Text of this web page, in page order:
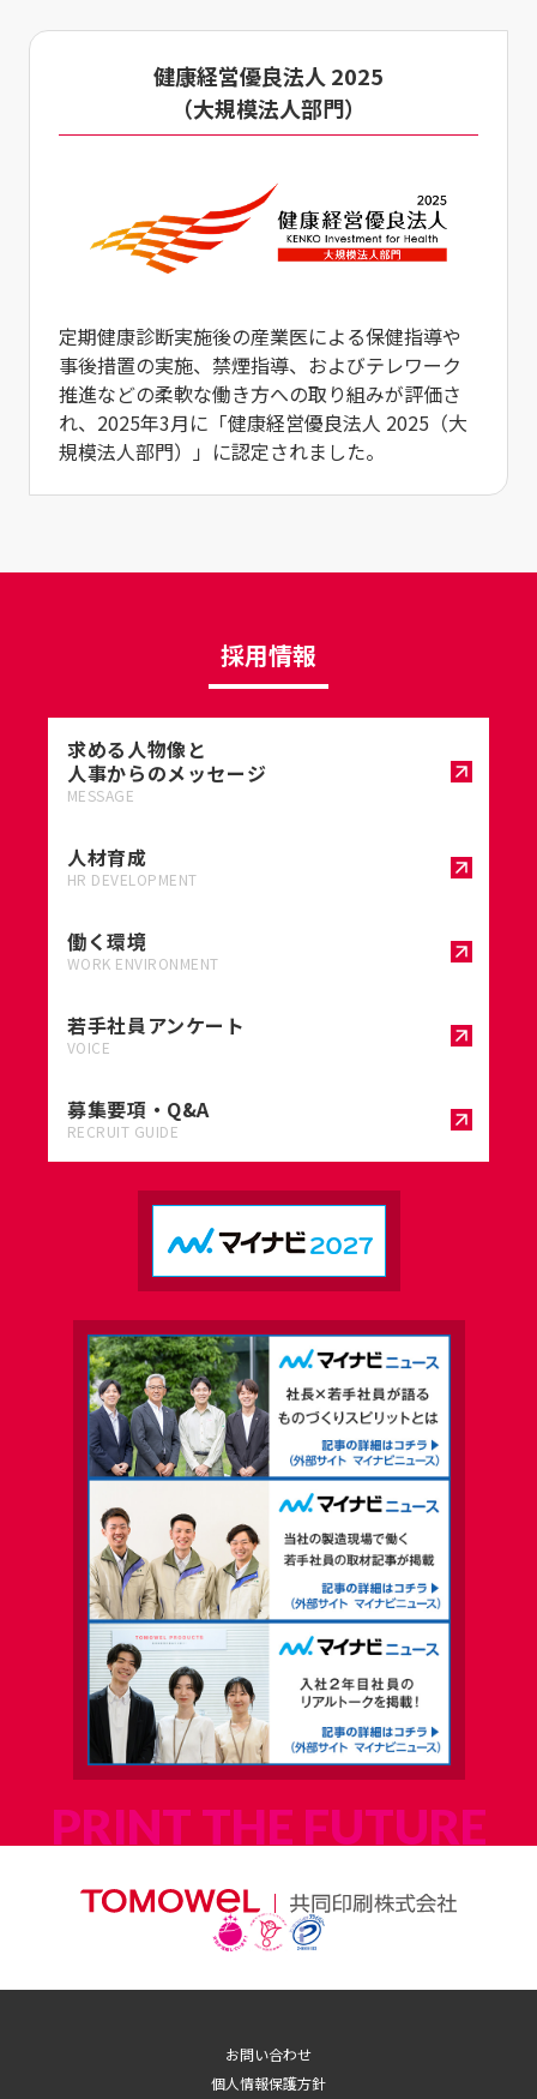
健康経営優良法人 2025
（大規模法人部門）
定期健康診断実施後の産業医による保健指導や
事後措置の実施、禁煙指導、およびテレワーク
推進などの柔軟な働き方への取り組みが評価さ
れ、2025年3月に「健康経営優良法人 2025（大
規模法人部門）」に認定されました。
採用情報
求める人物像と
人事からのメッセージ
MESSAGE
人材育成
HR DEVELOPMENT
働く環境
WORK ENVIRONMENT
若手社員アンケート
VOICE
募集要項・Q&A
RECRUIT GUIDE
お問い合わせ
個人情報保護方針